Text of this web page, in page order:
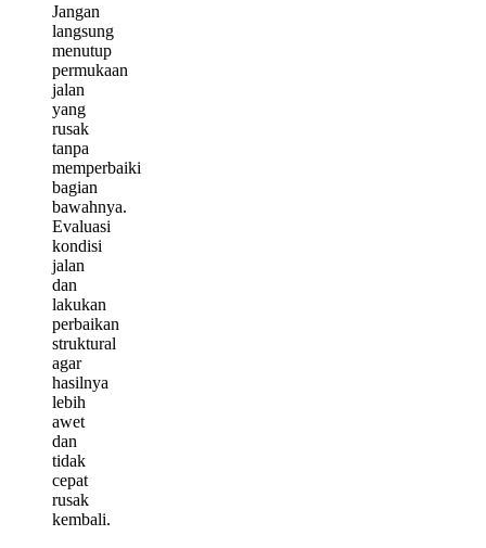
Jangan
langsung
menutup
permukaan
jalan
yang
rusak
tanpa
memperbaiki
bagian
bawahnya.
Evaluasi
kondisi
jalan
dan
lakukan
perbaikan
struktural
agar
hasilnya
lebih
awet
dan
tidak
cepat
rusak
kembali.